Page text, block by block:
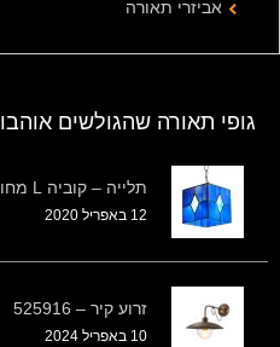
אביזרי תאורה
גופי תאורה שהגולשים אוהבו
תלייה – קוביה L מחולקת
12 באפריל 2020
זרוע קיר – 525916
10 באפריל 2024